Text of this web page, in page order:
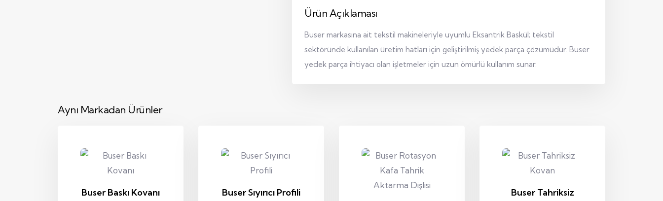
Ürün Açıklaması
Buser markasına ait tekstil makineleriyle uyumlu Eksantrik Baskül; tekstil
sektöründe kullanılan üretim hatları için geliştirilmiş yedek parça çözümüdür. Buser
yedek parça ihtiyacı olan işletmeler için uzun ömürlü kullanım sunar.
Aynı Markadan Ürünler
Buser Baskı Kovanı
Buser Sıyırıcı Profili
Buser Tahriksiz